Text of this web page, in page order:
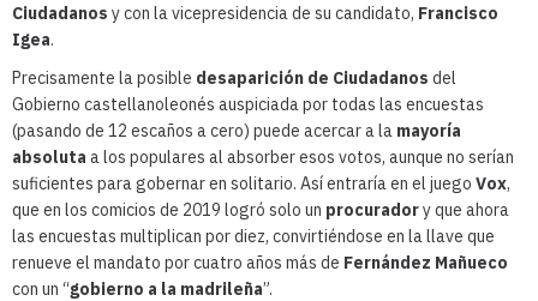
Ciudadanos y con la vicepresidencia de su candidato, Francisco
Igea.
Precisamente la posible desaparición de Ciudadanos del
Gobierno castellanoleonés auspiciada por todas las encuestas
(pasando de 12 escaños a cero) puede acercar a la mayoría
absoluta a los populares al absorber esos votos, aunque no serían
suficientes para gobernar en solitario. Así entraría en el juego Vox,
que en los comicios de 2019 logró solo un procuradory que ahora
las encuestas multiplican por diez, convirtiéndose en la llave que
renueve el mandato por cuatro años más de Fernández Mañueco
con un “gobierno a la madrileña”.